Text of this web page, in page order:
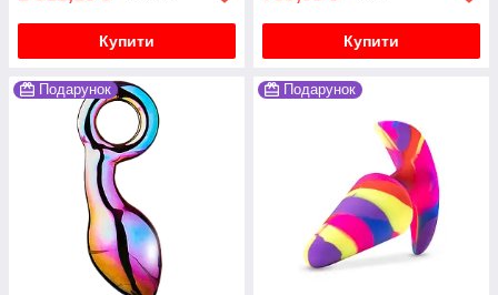
Купити Купити
Подарунок Подарунок